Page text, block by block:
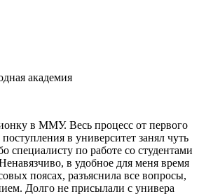
академия
в ММУ. Весь процесс от первого
в университет занял чуть
специалисту по работе со студентами
в удобное для меня время
поясах, разъяснила все вопросы,
Долго не присылали с универа